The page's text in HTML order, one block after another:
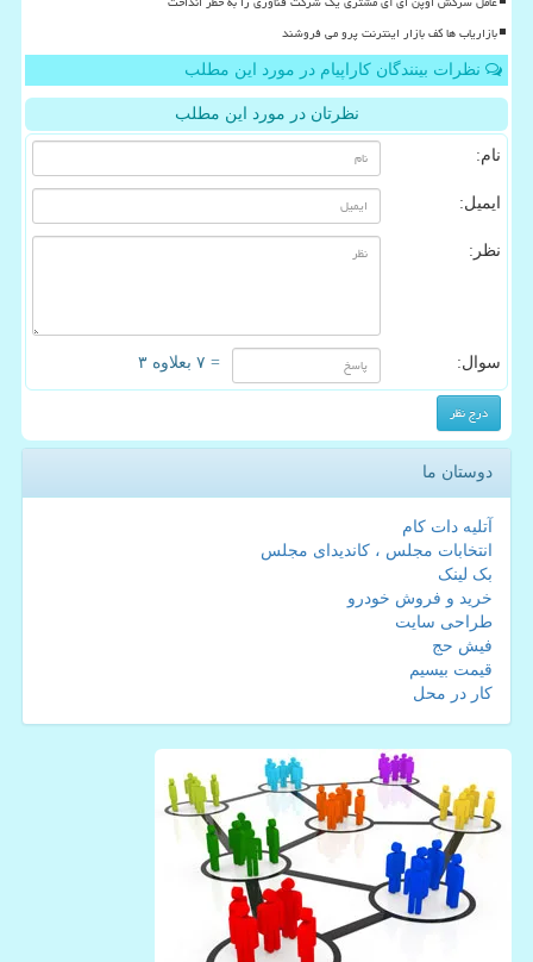
بازاریاب ها کف بازار اینترنت پرو می فروشند
نظرات بینندگان کاراپیام در مورد این مطلب
نظرتان در مورد این مطلب
نام:
ایمیل:
نظر:
سوال: = ۷ بعلاوه ۳
دوستان ما
آتلیه دات کام
انتخابات مجلس ، کاندیدای مجلس
بک لینک
خرید و فروش خودرو
طراحی سایت
فیش حج
قیمت بیسیم
کار در محل